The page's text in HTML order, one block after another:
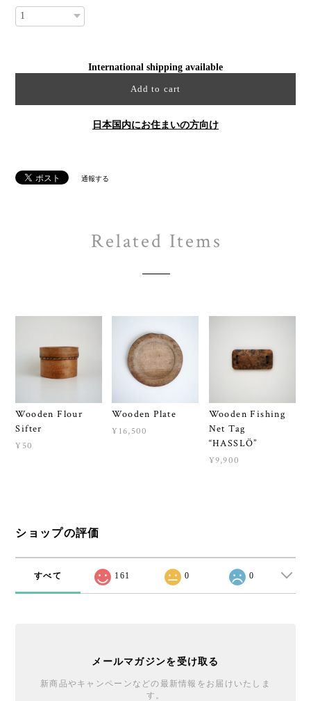
International shipping available
Add to cart
日本国内にお住まいの方向け
通報する
Related Items
Wooden Flour
Sifter
¥50
Wooden Plate
¥16,500
Wooden Fishing
Net Tag
“HASSLÖ”
¥9,900
ショップの評価
すべて 161 0 0
メールマガジンを受け取る
新商品やキャンペーンなどの最新情報をお届けいたしま
す。